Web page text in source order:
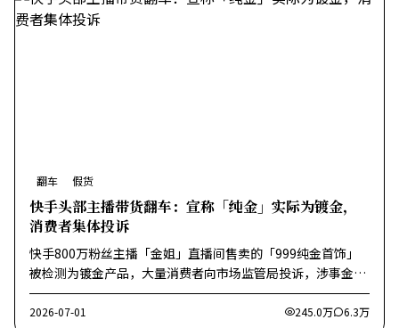
翻车 假货
快手头部主播带货翻车：宣称「纯金」实际为镀金，
消费者集体投诉
快手800万粉丝主播「金姐」直播间售卖的「999纯金首饰」
被检测为镀金产品，大量消费者向市场监管局投诉，涉事金额
超千万。
2026-07-01 245.0万 6.3万